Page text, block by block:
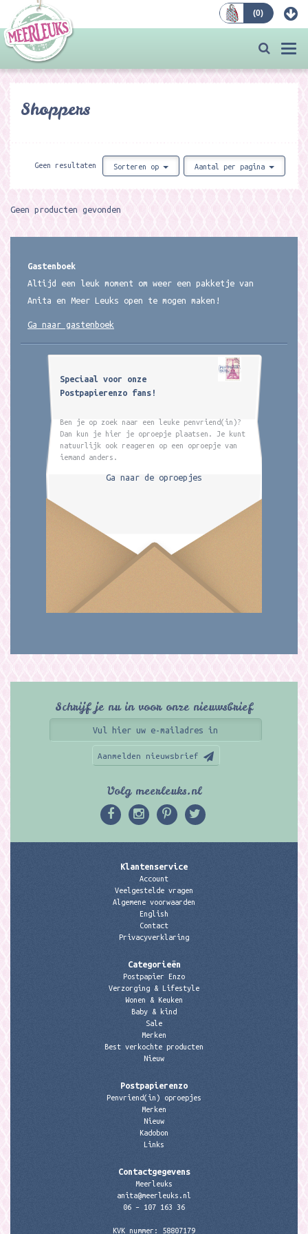
(0)
Shoppers
Geen resultaten Sorteren op Aantal per pagina
Geen producten gevonden
Gastenboek
Altijd een leuk moment om weer een pakketje van
Anita en Meer Leuks open te mogen maken!
Ga naar gastenboek
Speciaal voor onze
Postpapierenzo fans!
Ben je op zoek naar een leuke penvriend(in)?
Dan kun je hier je oproepje plaatsen. Je kunt
natuurlijk ook reageren op een oproepje van
iemand anders.
Ga naar de oproepjes
Schrijf je nu in voor onze nieuwsbrief
Aanmelden nieuwsbrief
Volg meerleuks.nl
Klantenservice
Account
Veelgestelde vragen
Algemene voorwaarden
English
Contact
Privacyverklaring
Categorieën
Postpapier Enzo
Verzorging & Lifestyle
Wonen & Keuken
Baby & kind
Sale
Merken
Best verkochte producten
Nieuw
Postpapierenzo
Penvriend(in) oproepjes
Merken
Nieuw
Kadobon
Links
Contactgegevens
Meerleuks
anita@meerleuks.nl
06 – 107 163 36
KVK nummer: 58807179